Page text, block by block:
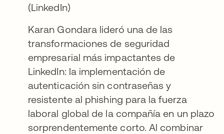
(LinkedIn)
Karan Gondara lideró una de las
transformaciones de seguridad
empresarial más impactantes de
LinkedIn: la implementación de
autenticación sin contraseñas y
resistente al phishing para la fuerza
laboral global de la compañía en un plazo
sorprendentemente corto. Al combinar